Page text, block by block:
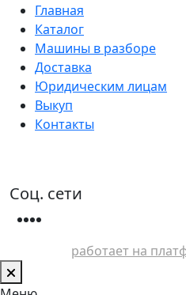
Главная
Каталог
Машины в разборе
Доставка
Юридическим лицам
Выкуп
Контакты
Соц. сети
работает на